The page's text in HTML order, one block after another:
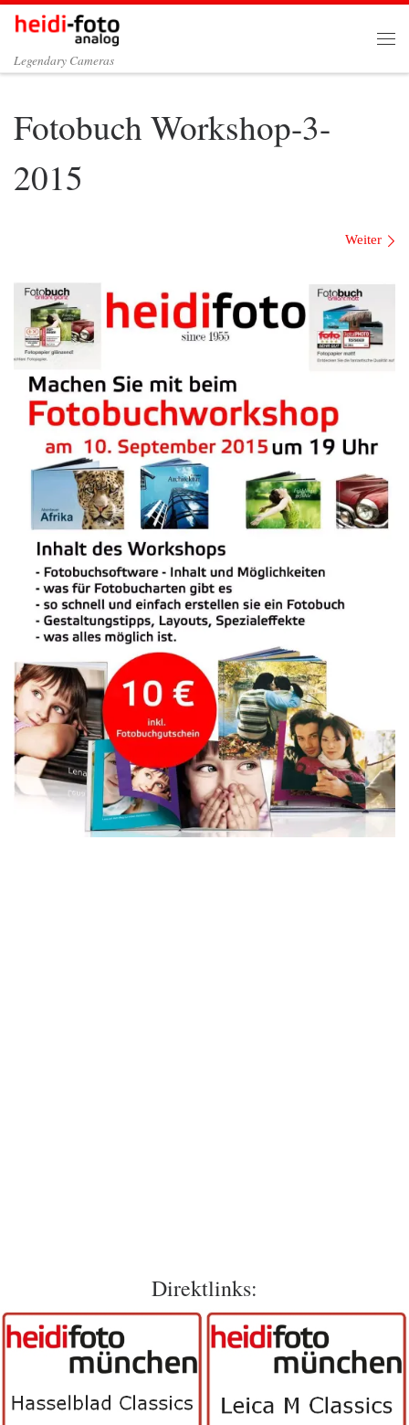
Zum Inhalt springen
Legendary Cameras
Fotobuch Workshop-3-
2015
Weiter
Direktlinks: